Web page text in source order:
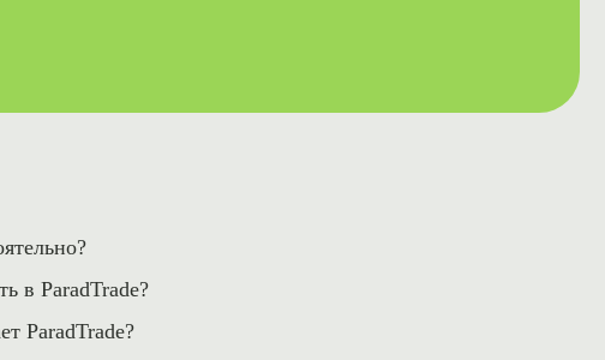
в ParadTrade?
ParadTrade?